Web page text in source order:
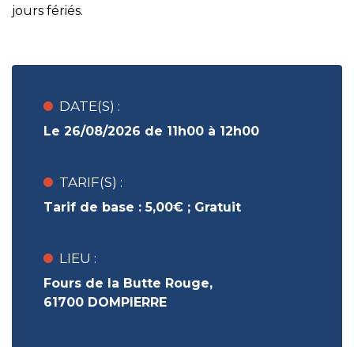
jours fériés.
DATE(S) :
Le 26/08/2026 de 11h00 à 12h00
TARIF(S) :
Tarif de base :5,00€ ; Gratuit
LIEU :
Fours de la Butte Rouge,
61700 DOMPIERRE